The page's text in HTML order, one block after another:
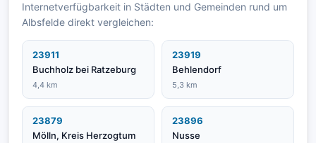
Internetverfügbarkeit in Städten und Gemeinden rund um
Albsfelde direkt vergleichen:
23911
Buchholz bei Ratzeburg
4,4 km
23919
Behlendorf
5,3 km
23879
Mölln, Kreis Herzogtum
23896
Nusse